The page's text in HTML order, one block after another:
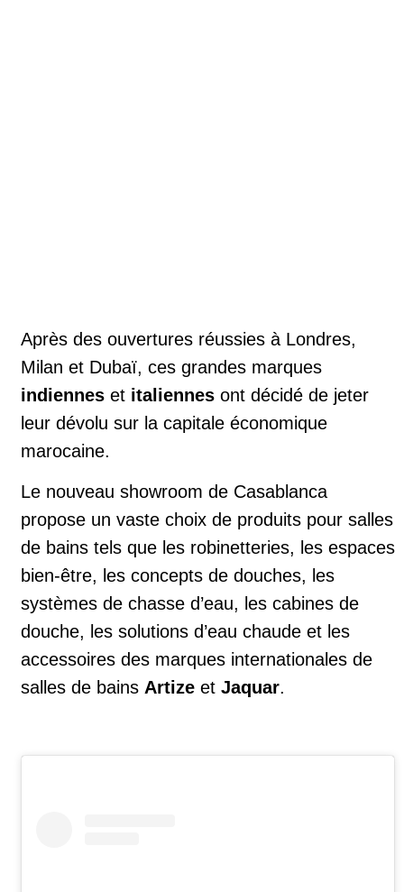
Après des ouvertures réussies à Londres,
Milan et Dubaï, ces grandes marques
indiennes et italiennes ont décidé de jeter
leur dévolu sur la capitale économique
marocaine.
Le nouveau showroom de Casablanca
propose un vaste choix de produits pour salles
de bains tels que les robinetteries, les espaces
bien-être, les concepts de douches, les
systèmes de chasse d’eau, les cabines de
douche, les solutions d’eau chaude et les
accessoires des marques internationales de
salles de bains Artize et Jaquar.